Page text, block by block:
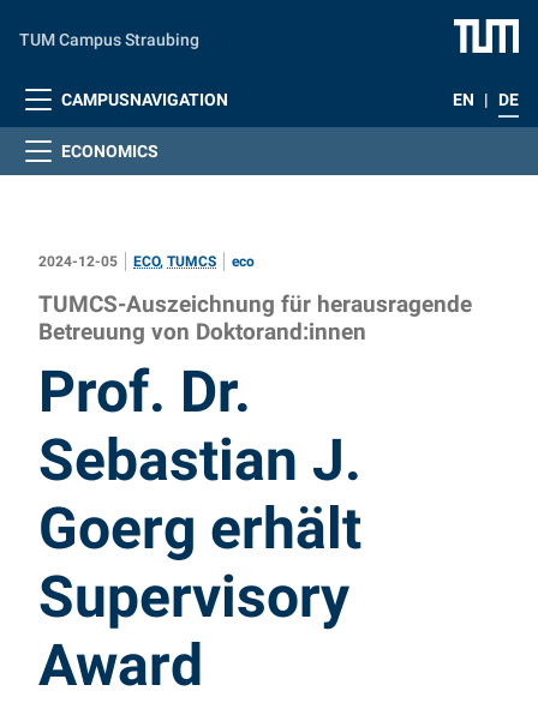
TUM Campus Straubing
CAMPUSNAVIGATION EN | DE
ECONOMICS
2024-12-05 ECO, TUMCS eco
TUMCS-Auszeichnung für herausragende
Betreuung von Doktorand:innen
:
Prof. Dr.
Sebastian J.
Goerg erhält
Supervisory
Award